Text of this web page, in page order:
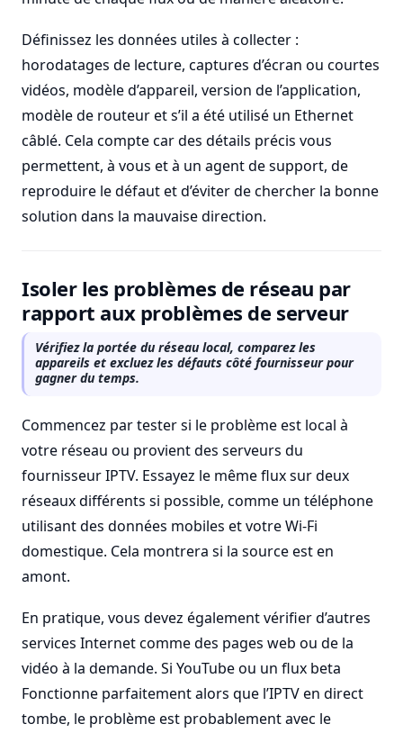
Définissez les données utiles à collecter :
horodatages de lecture, captures d’écran ou courtes
vidéos, modèle d’appareil, version de l’application,
modèle de routeur et s’il a été utilisé un Ethernet
câblé. Cela compte car des détails précis vous
permettent, à vous et à un agent de support, de
reproduire le défaut et d’éviter de chercher la bonne
solution dans la mauvaise direction.
Isoler les problèmes de réseau par
rapport aux problèmes de serveur
Vérifiez la portée du réseau local, comparez les
appareils et excluez les défauts côté fournisseur pour
gagner du temps.
Commencez par tester si le problème est local à
votre réseau ou provient des serveurs du
fournisseur IPTV. Essayez le même flux sur deux
réseaux différents si possible, comme un téléphone
utilisant des données mobiles et votre Wi-Fi
domestique. Cela montrera si la source est en
amont.
En pratique, vous devez également vérifier d’autres
services Internet comme des pages web ou de la
vidéo à la demande. Si YouTube ou un flux beta
Fonctionne parfaitement alors que l’IPTV en direct
tombe, le problème est probablement avec le